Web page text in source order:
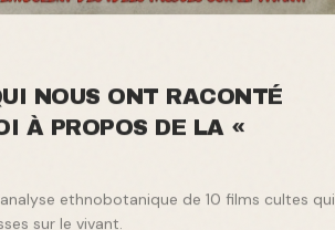
NOUS ONT RACONTÉ
À PROPOS DE LA «
ethnobotanique de 10 films cultes qui
sur le vivant.